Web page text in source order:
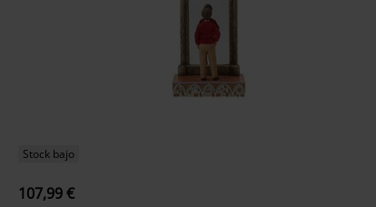
Stock bajo
107,99 €